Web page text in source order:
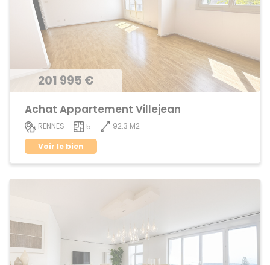
201 995 €
Achat Appartement Villejean
RENNES 5
92.3 M2
Voir le bien